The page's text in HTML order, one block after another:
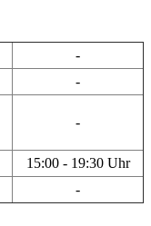
-
-
-
15:00 - 19:30 Uhr
-